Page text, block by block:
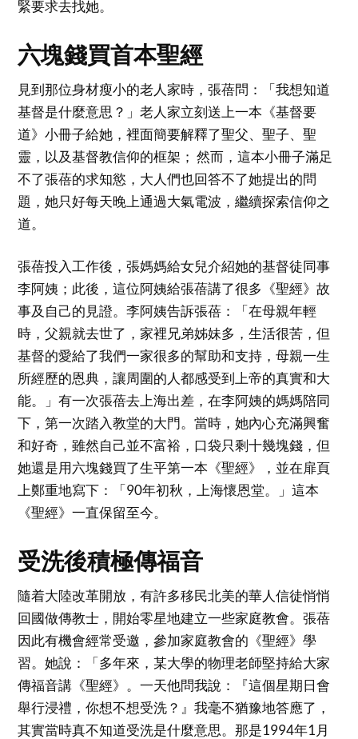
緊要求去找她。
六塊錢買首本聖經
見到那位身材瘦小的老人家時，張蓓問：「我想知道
基督是什麼意思？」老人家立刻送上一本《基督要
道》小冊子給她，裡面簡要解釋了聖父、聖子、聖
靈，以及基督教信仰的框架； 然而，這本小冊子滿足
不了張蓓的求知慾，大人們也回答不了她提出的問
題，她只好每天晚上通過大氣電波，繼續探索信仰之
道。
張蓓投入工作後，張媽媽給女兒介紹她的基督徒同事
李阿姨；此後，這位阿姨給張蓓講了很多《聖經》故
事及自己的見證。李阿姨告訴張蓓：「在母親年輕
時，父親就去世了，家裡兄弟姊妹多，生活很苦，但
基督的愛給了我們一家很多的幫助和支持，母親一生
所經歷的恩典，讓周圍的人都感受到上帝的真實和大
能。」有一次張蓓去上海出差，在李阿姨的媽媽陪同
下，第一次踏入教堂的大門。當時，她內心充滿興奮
和好奇，雖然自己並不富裕，口袋只剩十幾塊錢，但
她還是用六塊錢買了生平第一本《聖經》，並在扉頁
上鄭重地寫下：「90年初秋，上海懷恩堂。」這本
《聖經》一直保留至今。
受洗後積極傳福音
隨着大陸改革開放，有許多移民北美的華人信徒悄悄
回國做傳教士，開始零星地建立一些家庭教會。張蓓
因此有機會經常受邀，參加家庭教會的《聖經》學
習。她說：「多年來，某大學的物理老師堅持給大家
傳福音講《聖經》。一天他問我說：『這個星期日會
舉行浸禮，你想不想受洗？』我毫不猶豫地答應了，
其實當時真不知道受洗是什麼意思。那是1994年1月